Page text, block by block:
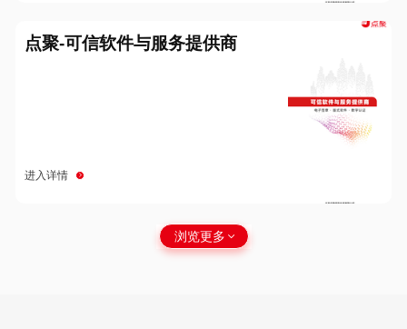
点聚-可信软件与服务提供商
进入详情
浏览更多